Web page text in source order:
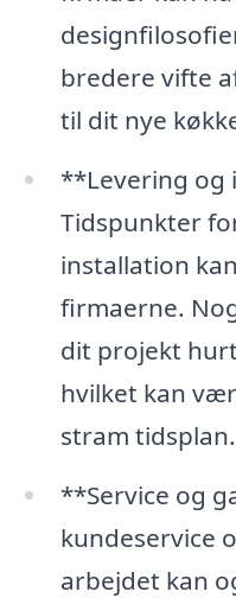
bredere vifte
til dit nye
**Levering og
Tidspunkter
installation
firmaerne.
dit projekt
hvilket kan
stram tidsplan.
**Service og
kundeservice
arbejdet kan